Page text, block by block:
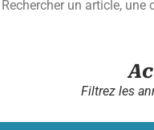
Filtrez les